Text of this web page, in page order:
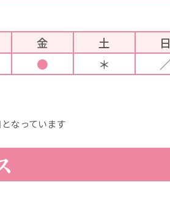
金 土
日
● ＊ ／
なっています